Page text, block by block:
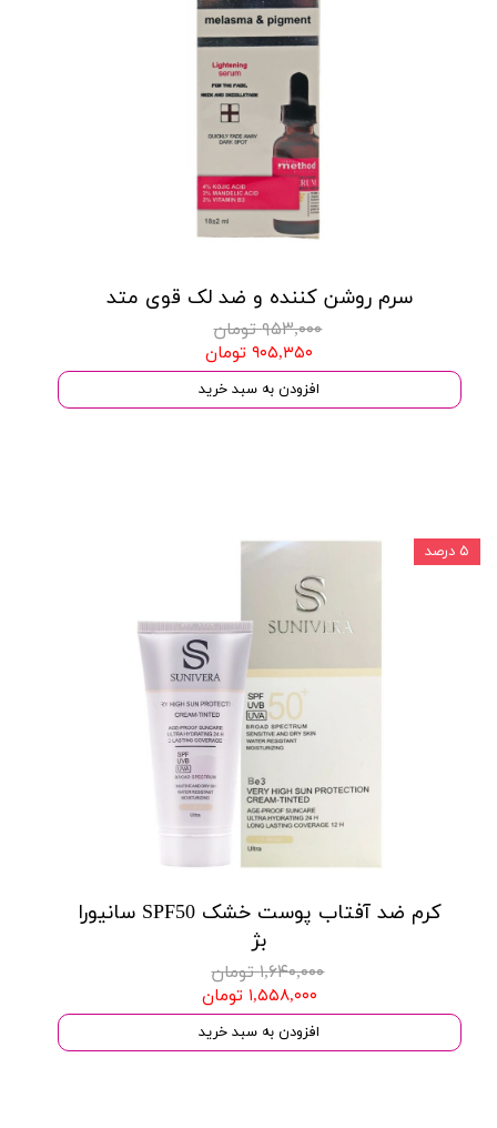
سرم روشن کننده و ضد لک قوی متد
۹۵۳,۰۰۰ تومان
۹۰۵,۳۵۰ تومان
افزودن به سبد خرید
کرم ضد آفتاب پوست خشک SPF50 سانیورا
بژ
۱,۶۴۰,۰۰۰ تومان
۱,۵۵۸,۰۰۰ تومان
افزودن به سبد خرید
۵ درصد